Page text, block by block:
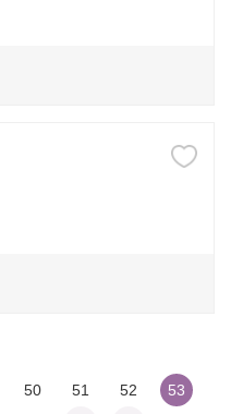
50 51 52 53